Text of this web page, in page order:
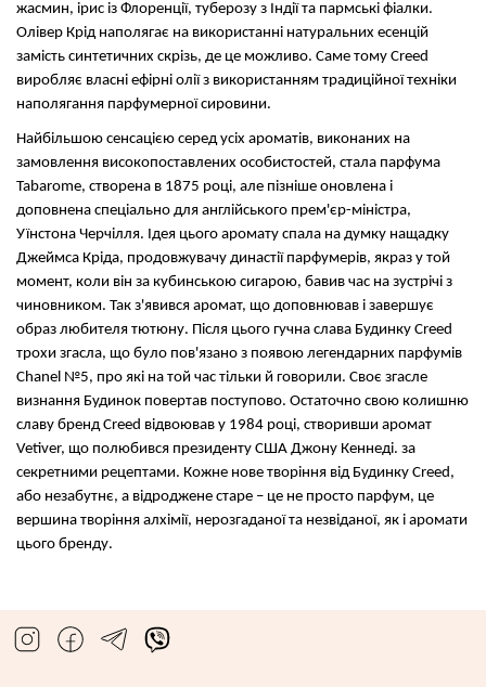
жасмин, ірис із Флоренції, туберозу з Індії та пармські фіалки.
Олівер Крід наполягає на використанні натуральних есенцій
замість синтетичних скрізь, де це можливо. Саме тому Creed
виробляє власні ефірні олії з використанням традиційної техніки
наполягання парфумерної сировини.
Найбільшою сенсацією серед усіх ароматів, виконаних на
замовлення високопоставлених особистостей, стала парфума
Tabarome, створена в 1875 році, але пізніше оновлена і
доповнена спеціально для англійського прем'єр-міністра,
Уїнстона Черчілля. Ідея цього аромату спала на думку нащадку
Джеймса Кріда, продовжувачу династії парфумерів, якраз у той
момент, коли він за кубинською сигарою, бавив час на зустрічі з
чиновником. Так з'явився аромат, що доповнював і завершує
образ любителя тютюну. Після цього гучна слава Будинку Creed
трохи згасла, що було пов'язано з появою легендарних парфумів
Chanel №5, про які на той час тільки й говорили. Своє згасле
визнання Будинок повертав поступово. Остаточно свою колишню
славу бренд Creed відвоював у 1984 році, створивши аромат
Vetiver, що полюбився президенту США Джону Кеннеді. за
секретними рецептами. Кожне нове творіння від Будинку Creed,
або незабутнє, а відроджене старе – це не просто парфум, це
вершина творіння алхімії, нерозгаданої та незвіданої, як і аромати
цього бренду.